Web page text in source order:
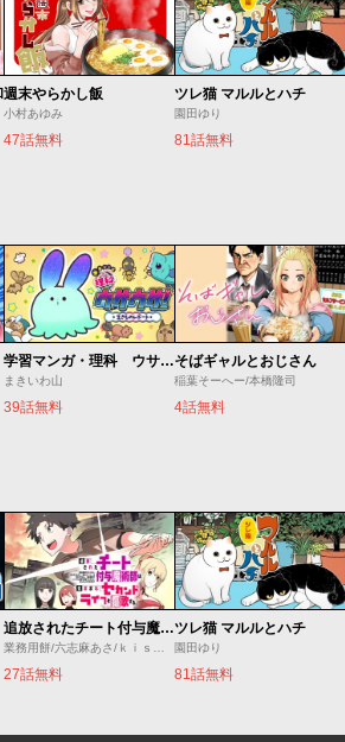
週末やらかし飯
小村あゆみ
47話無料
ツレ猫 マルルとハチ
園田ゆり
81話無料
学習マンガ・理科 ウサウサ！
まきいわ山
39話無料
そばギャルとおじさん
稲葉そーへー/本橋隆司
4話無料
追放されたチート付与魔術師は気ままなセカンドライフを謳歌する。 ～俺は武器だけじゃなく、あらゆるものに『強化ポイント』を付与できるし、俺の意思でいつでも効果を解除できるけど、残った人たち大丈夫？～
27話無料
ツレ猫 マルルとハチ
園田ゆり
81話無料